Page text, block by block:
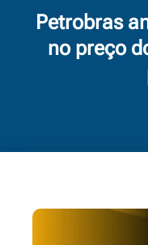
Petrobras
no preço